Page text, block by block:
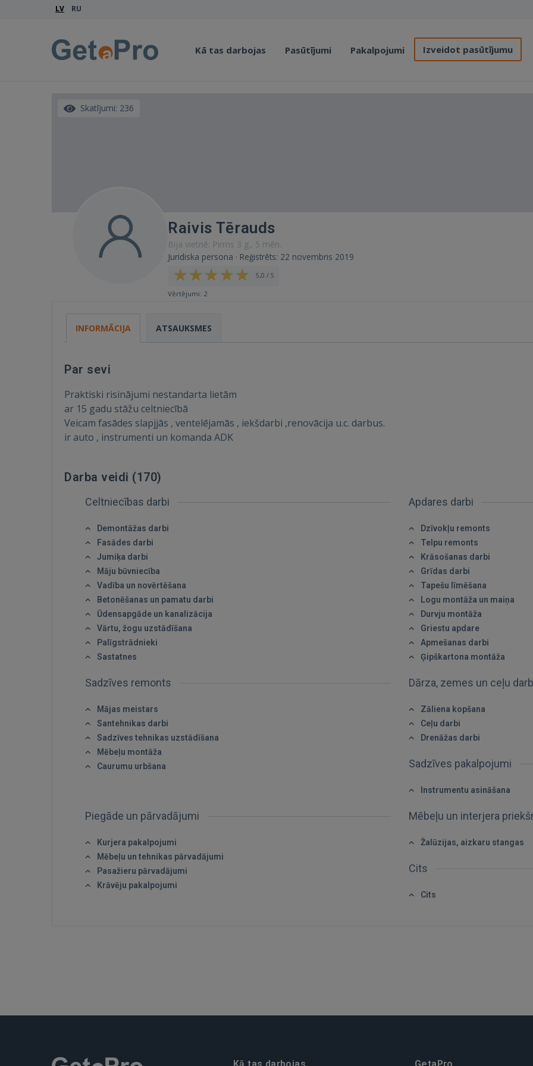
LV RU
Kā tas darbojas Pasūtījumi Pakalpojumi Izveidot pasūtījumu
Atcerēties?
 Sign in with Apple
Vēl neesat reģistrējies?
REĢISTRĀCIJA
Skatījumi: 236
Raivis Tērauds
Bija vietnē: Pirms 3 g., 5 mēn.
Juridiska persona · Reģistrēts: 22 novembris 2019
5,0 / 5
Vērtējumi: 2
INFORMĀCIJA ATSAUKSMES
Par sevi
Praktiski risinājumi nestandarta lietām
ar 15 gadu stāžu celtniecībā
Veicam fasādes slapjjās , ventelējamās , iekšdarbi ,renovācija u.c. darbus.
ir auto , instrumenti un komanda ADK
Darba veidi (170)
Celtniecības darbi
Demontāžas darbi
Fasādes darbi
Jumiķa darbi
Māju būvniecība
Vadība un novērtēšana
Betonēšanas un pamatu darbi
Ūdensapgāde un kanalizācija
Vārtu, žogu uzstādīšana
Palīgstrādnieki
Sastatnes
Apdares darbi
Dzīvokļu remonts
Telpu remonts
Krāsošanas darbi
Grīdas darbi
Tapešu līmēšana
Logu montāža un maiņa
Durvju montāža
Griestu apdare
Apmešanas darbi
Ģipškartona montāža
Sadzīves remonts
Mājas meistars
Santehnikas darbi
Sadzīves tehnikas uzstādīšana
Mēbeļu montāža
Caurumu urbšana
Dārza, zemes un ceļu
Zāliena kopšana
Ceļu darbi
Drenāžas darbi
Sadzīves pakalpojumi
Instrumentu asināšana
Piegāde un pārvadājumi
Kurjera pakalpojumi
Mēbeļu un tehnikas pārvadājumi
Pasažieru pārvadājumi
Krāvēju pakalpojumi
Mēbeļu un interjera
Žalūzijas, aizkaru stangas
Cits
Cits